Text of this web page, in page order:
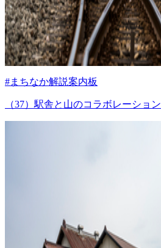
#まちなか解説案内板
（37）駅舎と山のコラボレーション